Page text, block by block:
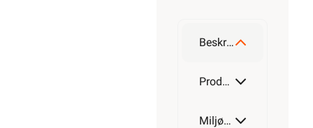
Beskrivelse
Produktdetaljer
Miljøparametere